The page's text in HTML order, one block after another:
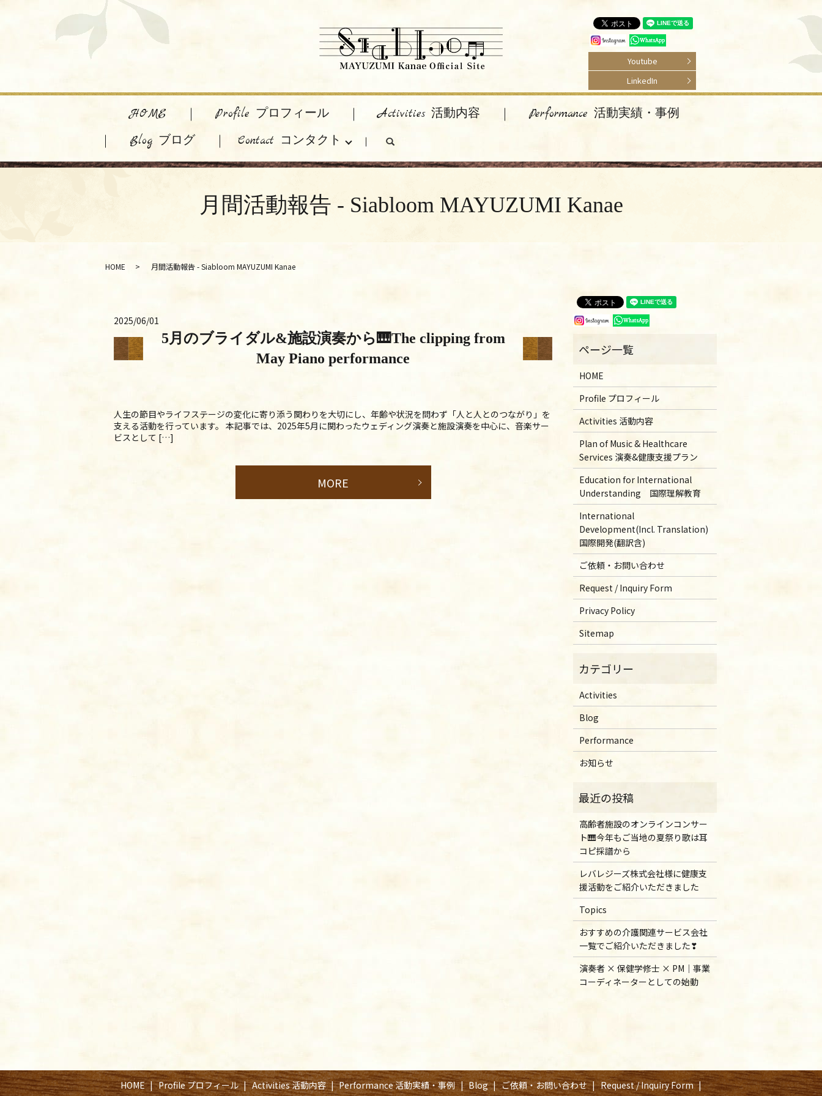
Youtube
LinkedIn
HOME Profile プロフィール Activities 活動内容
Performance 活動実績・事例
Blog ブログ
Contact コンタクト search
月間活動報告 - Siabloom MAYUZUMI Kanae
HOME 月間活動報告 - Siabloom MAYUZUMI Kanae
2025/06/01
5月のブライダル&施設演奏から🎹The clipping from
May Piano performance
人生の節目やライフステージの変化に寄り添う関わりを大切にし、年齢や状況を問わず「人と人とのつながり」を
支える活動を行っています。 本記事では、2025年5月に関わったウェディング演奏と施設演奏を中心に、音楽サー
ビスとして […]
MORE
HOME
Profile プロフィール
Activities 活動内容
Plan of Music & Healthcare
Services 演奏&健康支援プラン
Education for International
Understanding 国際理解教育
International
Development(Incl. Translation)
国際開発(翻訳含)
ご依頼・お問い合わせ
Request / Inquiry Form
Privacy Policy
Sitemap
Activities
Blog
Performance
お知らせ
高齢者施設のオンラインコンサー
ト🎹今年もご当地の夏祭り歌は耳
コピ採譜から
レバレジーズ株式会社様に健康支
援活動をご紹介いただきました
Topics
おすすめの介護関連サービス会社
一覧でご紹介いただきました❣
演奏者 × 保健学修士 × PM｜事業
コーディネーターとしての始動
HOME Profile プロフィール Activities 活動内容 Performance 活動実績・事例 Blog ご依頼・お問い合わせ Request / Inquiry Form